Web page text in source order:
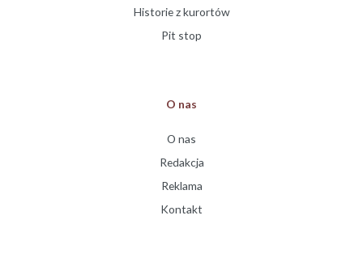
Historie z kurortów
Pit stop
O nas
O nas
Redakcja
Reklama
Kontakt